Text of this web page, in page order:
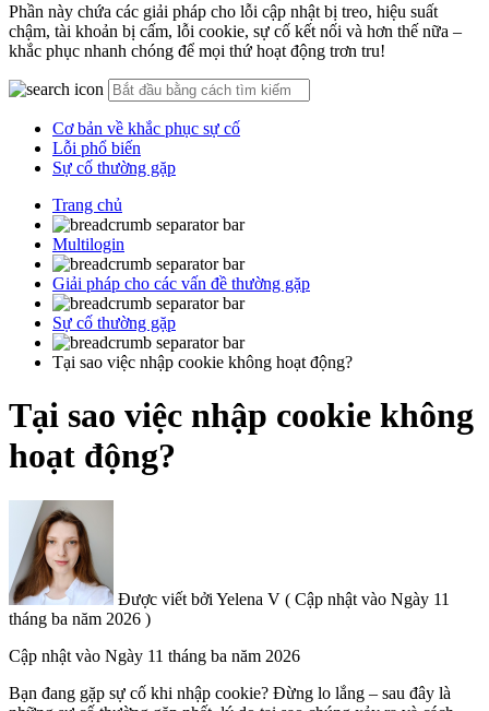
Phần này chứa các giải pháp cho lỗi cập nhật bị treo, hiệu suất
chậm, tài khoản bị cấm, lỗi cookie, sự cố kết nối và hơn thế nữa –
khắc phục nhanh chóng để mọi thứ hoạt động trơn tru!
Cơ bản về khắc phục sự cố
Lỗi phổ biến
Sự cố thường gặp
Trang chủ
Multilogin
Giải pháp cho các vấn đề thường gặp
Sự cố thường gặp
Tại sao việc nhập cookie không hoạt động?
Tại sao việc nhập cookie không
hoạt động?
Được viết bởi Yelena V ( Cập nhật vào Ngày 11
tháng ba năm 2026 )
Cập nhật vào Ngày 11 tháng ba năm 2026
Bạn đang gặp sự cố khi nhập cookie? Đừng lo lắng – sau đây là